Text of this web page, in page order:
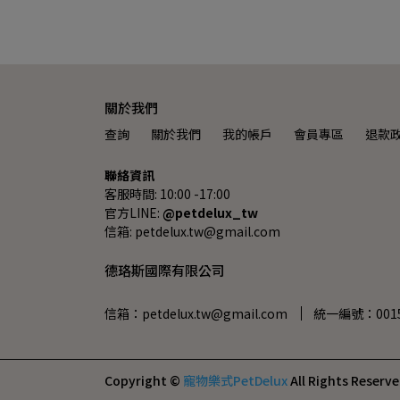
關於我們
查詢 關於我們 我的帳戶 會員專區 退款
聯絡資訊
客服時間: 10:00 -17:00
官方LINE: @petdelux_tw
信箱: petdelux.tw@gmail.com
德珞斯國際有限公司
信箱：petdelux.tw@gmail.com 統一編號：
Copyright © 寵物樂式PetDeluxAll Rights